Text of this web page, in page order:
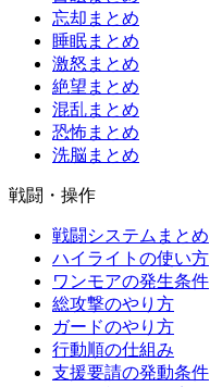
忘却まとめ
睡眠まとめ
激怒まとめ
絶望まとめ
混乱まとめ
恐怖まとめ
洗脳まとめ
戦闘・操作
戦闘システムまとめ
ハイライトの使い方
ワンモアの発生条件
総攻撃のやり方
ガードのやり方
行動順の仕組み
支援要請の発動条件